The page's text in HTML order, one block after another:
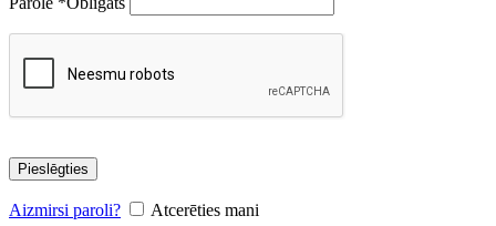
Pieslēgties
Aizmirsi paroli?
Atcerēties mani